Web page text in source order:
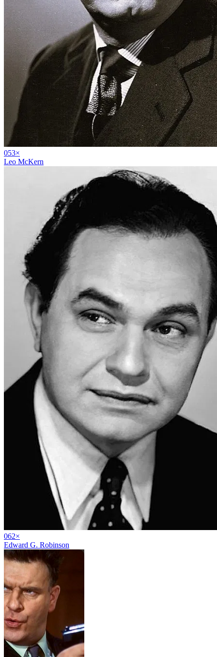
053×
Leo McKern
062×
Edward G. Robinson